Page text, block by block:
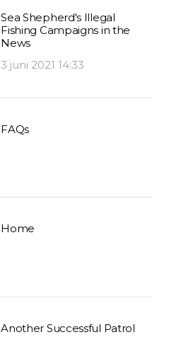
Sea Shepherd's Illegal
Fishing Campaigns in the
News
3 juni 2021 14:33
FAQs
Home
Another Successful Patrol